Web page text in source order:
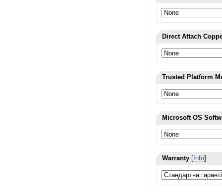
Direct Attach
Trusted Platform
Microsoft OS
Warranty [ Info]